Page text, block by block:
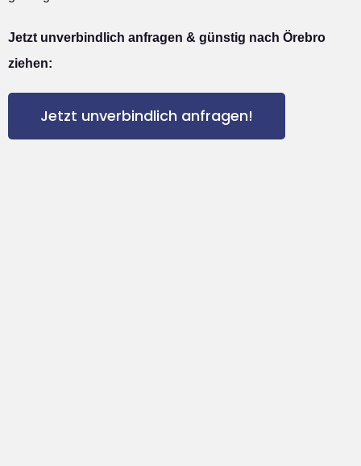
Jetzt unverbindlich anfragen & günstig nach Örebro
ziehen:
Jetzt unverbindlich anfragen!